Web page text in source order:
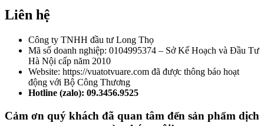
Liên hệ
Công ty TNHH đầu tư Long Thọ
Mã số doanh nghiệp: 0104995374 – Sở Kế Hoạch và Đầu Tư
Hà Nội cấp năm 2010
Website: https://vuatotvuare.com đã được thông báo hoạt
động với Bộ Công Thương
Hotline (zalo): 09.3456.9525
Cảm ơn quý khách đã quan tâm đến sản phẩm dịch